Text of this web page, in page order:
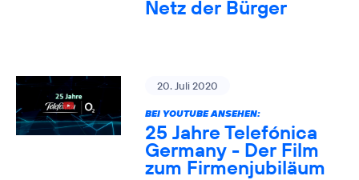
Netz der Bürger
20. Juli 2020
BEI YOUTUBE ANSEHEN:
25 Jahre Telefónica
Germany - Der Film
zum Firmenjubiläum